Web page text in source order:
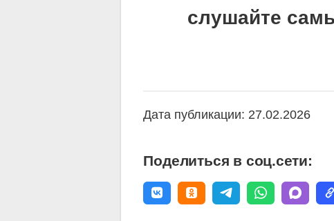
слушайте
Дата публикации: 27.02.2026
Поделиться в соц.сети: